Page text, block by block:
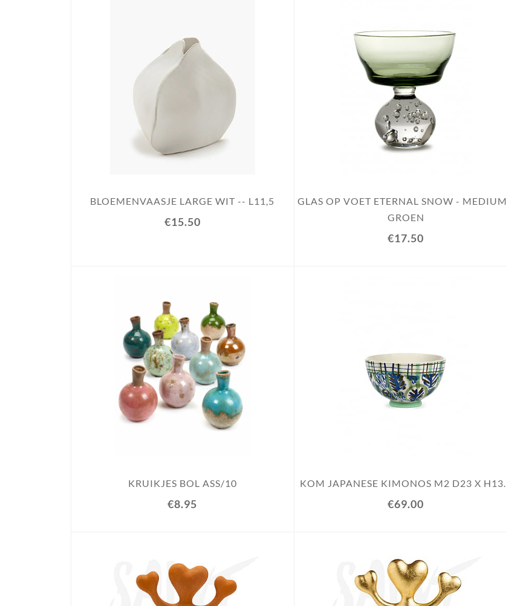
BLOEMENVAASJE LARGE WIT -- L11,5
€15.50
GLAS OP VOET ETERNAL SNOW -
GROEN
€17.50
KRUIKJES BOL ASS/10
€8.95
KOM JAPANESE KIMONOS M2 D23 X
€69.00